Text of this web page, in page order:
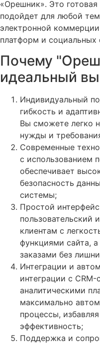
«Орешник». Это
подойдет для любой
электронной
платформ и социальных
Почему
идеальный
Индивидуальный
гибкость и
Вы сможете легко
нужды и
Современные
с использованием
обеспечивает
безопасность
системы;
Простой
пользовательский
клиентам с
функциями сайта,
заказами без
Интеграции и
интеграции с
аналитическими
максимально
процессы,
эффективность;
Поддержка и